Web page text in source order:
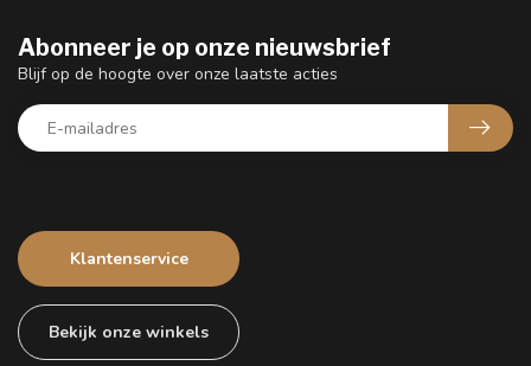
Klantenservice
Bekijk onze winkels
Abonneer je op onze nieuwsbrief
Blijf op de hoogte over onze laatste acties